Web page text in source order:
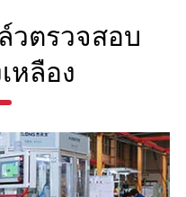
วตรวจสอบ
หลือง